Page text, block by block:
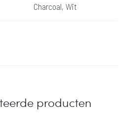
Charcoal, Wit
producten